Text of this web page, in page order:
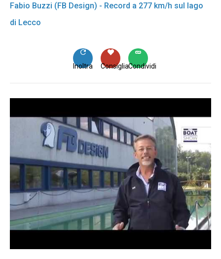
Fabio Buzzi (FB Design) - Record a 277 km/h sul lago
di Lecco
Condividi
Consiglia
Inoltra